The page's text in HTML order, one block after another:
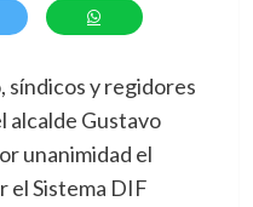
síndicos y regidores
alcalde Gustavo
unanimidad el
el Sistema DIF